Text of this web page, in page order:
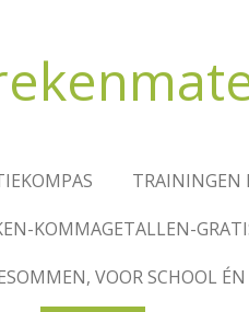
TRAININGEN
KOMMAGETALLEN-
VOOR SCHOOL